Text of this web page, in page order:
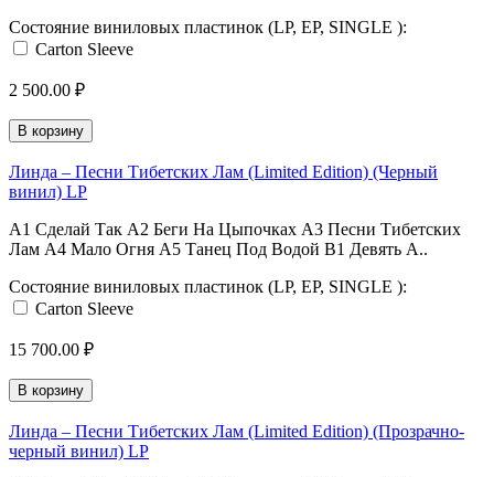
Состояние виниловых пластинок (LP, EP, SINGLE ):
Carton Sleeve
2 500.00 ₽
В корзину
Линда ‎– Песни Тибетских Лам (Limited Edition) (Черный
винил) LP
A1 Сделай Так A2 Беги На Цыпочках A3 Песни Тибетских
Лам A4 Мало Огня A5 Танец Под Водой B1 Девять А..
Состояние виниловых пластинок (LP, EP, SINGLE ):
Carton Sleeve
15 700.00 ₽
В корзину
Линда ‎– Песни Тибетских Лам (Limited Edition) (Прозрачно-
черный винил) LP